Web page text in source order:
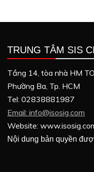
TRUNG TÂM SIS
Tầng 14, tòa nhà HM
Phường Ba, Tp. HCM
Tel: 02838881987
Email: info@isosig.com
Website:
Nội dung bản quyền